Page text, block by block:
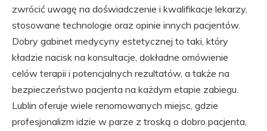
zwrócić uwagę na doświadczenie i kwalifikacje lekarzy,
stosowane technologie oraz opinie innych pacjentów.
Dobry gabinet medycyny estetycznej to taki, który
kładzie nacisk na konsultacje, dokładne omówienie
celów terapii i potencjalnych rezultatów, a także na
bezpieczeństwo pacjenta na każdym etapie zabiegu.
Lublin oferuje wiele renomowanych miejsc, gdzie
profesjonalizm idzie w parze z troską o dobro pacjenta,